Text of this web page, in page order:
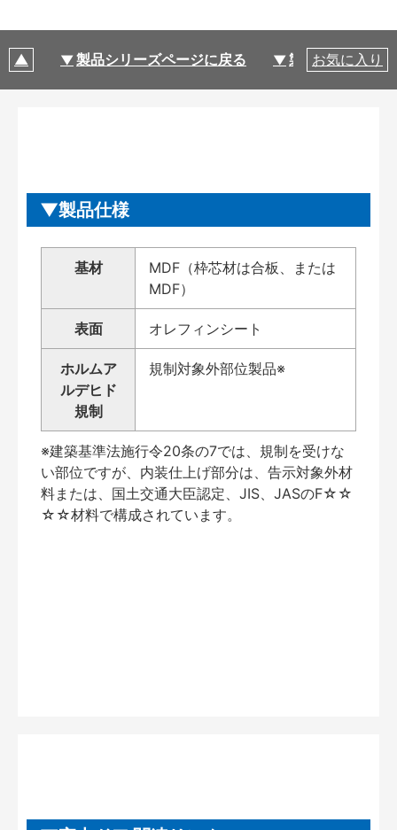
製品シリーズページに戻る 製品仕様
お気に入り
製品仕様
基材
MDF（枠芯材は合板、または
MDF）
表面 オレフィンシート
ホルムア
ルデヒド
規制
規制対象外部位製品※
※建築基準法施行令20条の7では、規制を受けな
い部位ですが、内装仕上げ部分は、告示対象外材
料または、国土交通大臣認定、JIS、JASのF☆☆
☆☆材料で構成されています。